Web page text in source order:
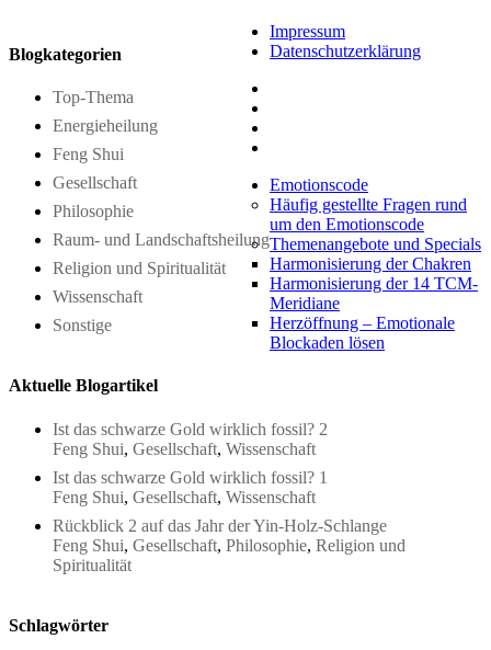
Blogkategorien
Top-Thema
Energieheilung
Feng Shui
Gesellschaft
Philosophie
Raum- und Landschaftsheilung
Religion und Spiritualität
Wissenschaft
Sonstige
Aktuelle Blogartikel
Ist das schwarze Gold wirklich fossil? 2
Feng Shui, Gesellschaft, Wissenschaft
Ist das schwarze Gold wirklich fossil? 1
Feng Shui, Gesellschaft, Wissenschaft
Rückblick 2 auf das Jahr der Yin-Holz-Schlange
Feng Shui, Gesellschaft, Philosophie, Religion und
Spiritualität
Schlagwörter
Impressum
Datenschutzerklärung
Emotionscode
Häufig gestellte Fragen rund
um den Emotionscode
Themenangebote und Specials
Harmonisierung der Chakren
Harmonisierung der 14 TCM-
Meridiane
Herzöffnung – Emotionale
Blockaden lösen